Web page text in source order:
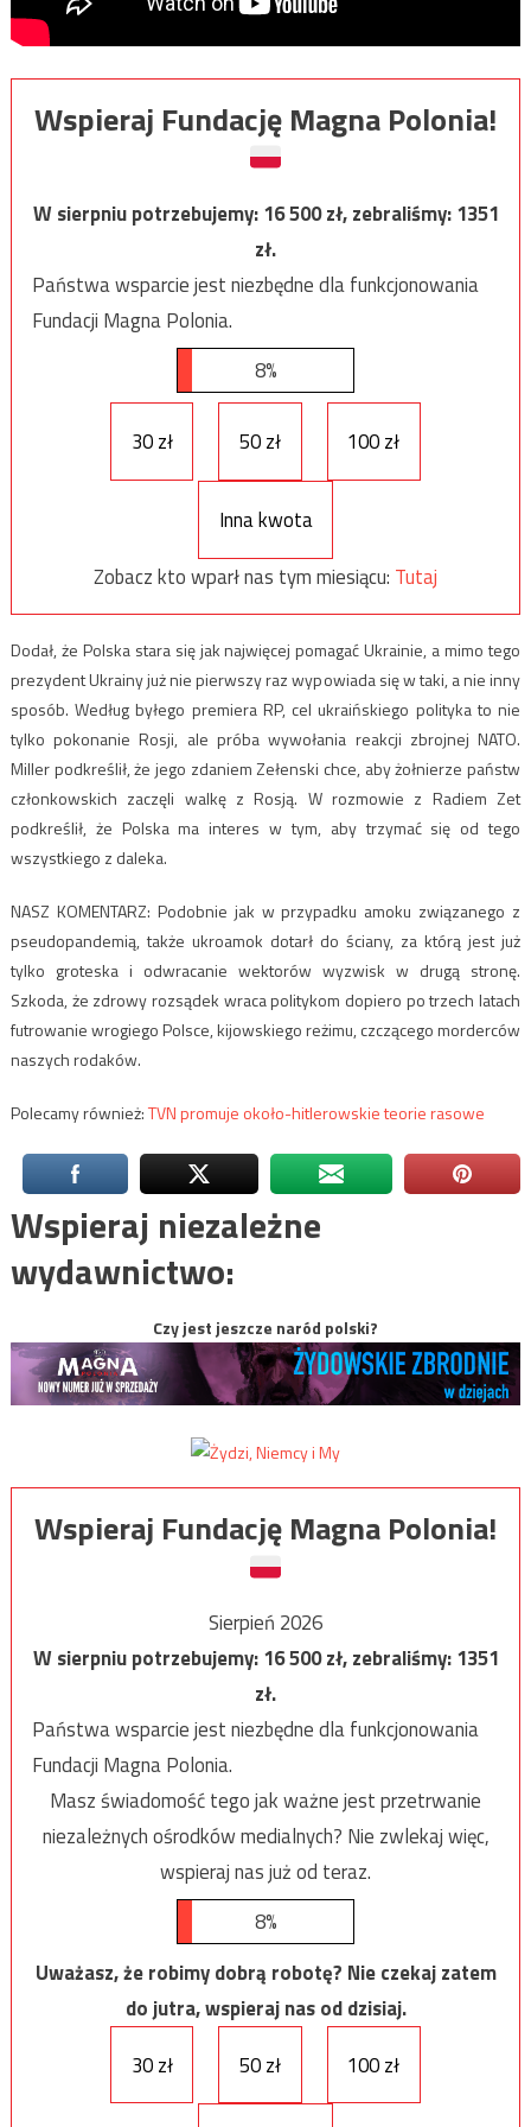
Wspieraj Fundację Magna Polonia!
W sierpniu potrzebujemy:16 500zł, zebraliśmy:1351
zł.
Państwa wsparcie jest niezbędne dla funkcjonowania
Fundacji Magna Polonia.
8%
30 zł 50 zł 100 zł
Inna kwota
Zobacz kto wparł nas tym miesiącu: Tutaj
Dodał, że Polska stara się jak najwięcej pomagać Ukrainie, a mimo tego
prezydent Ukrainy już nie pierwszy raz wypowiada się w taki, a nie inny
sposób. Według byłego premiera RP, cel ukraińskiego polityka to nie
tylko pokonanie Rosji, ale próba wywołania reakcji zbrojnej NATO.
Miller podkreślił, że jego zdaniem Zełenski chce, aby żołnierze państw
członkowskich zaczęli walkę z Rosją. W rozmowie z Radiem Zet
podkreślił, że Polska ma interes w tym, aby trzymać się od tego
wszystkiego z daleka.
NASZ KOMENTARZ: Podobnie jak w przypadku amoku związanego z
pseudopandemią, także ukroamok dotarł do ściany, za którą jest już
tylko groteska i odwracanie wektorów wyzwisk w drugą stronę.
Szkoda, że zdrowy rozsądek wraca politykom dopiero po trzech latach
futrowanie wrogiego Polsce, kijowskiego reżimu, czczącego morderców
naszych rodaków.
Polecamy również:TVN promuje około-hitlerowskie teorie rasowe
Wspieraj niezależne
wydawnictwo:
Czy jest jeszcze naród polski?
Wspieraj Fundację Magna Polonia!
Sierpień 2026
W sierpniu potrzebujemy:16 500zł, zebraliśmy:1351
zł.
Państwa wsparcie jest niezbędne dla funkcjonowania
Fundacji Magna Polonia.
Masz świadomość tego jak ważne jest przetrwanie
niezależnych ośrodków medialnych? Nie zwlekaj więc,
wspieraj nas już od teraz.
8%
Uważasz, że robimy dobrą robotę? Nie czekaj zatem
do jutra, wspieraj nas od dzisiaj.
30 zł
50 zł 100 zł